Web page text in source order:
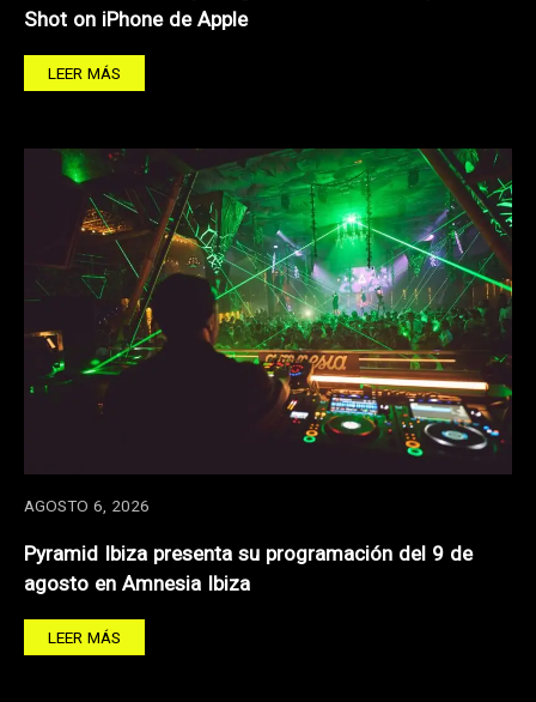
Shot on iPhone de Apple
LEER MÁS
AGOSTO 6, 2026
Pyramid Ibiza presenta su programación del 9 de
agosto en Amnesia Ibiza
LEER MÁS